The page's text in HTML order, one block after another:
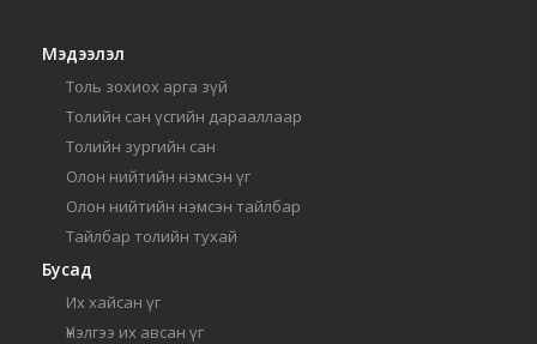
Мэдээлэл
Толь зохиох арга зүй
Толийн сан үсгийн дарааллаар
Толийн зургийн сан
Олон нийтийн нэмсэн үг
Олон нийтийн нэмсэн тайлбар
Тайлбар толийн тухай
Бусад
Их хайсан үг
Үнэлгээ их авсан үг